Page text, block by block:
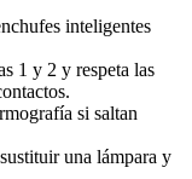
inteligentes
1 y 2 y respeta las
si saltan
una lámpara y